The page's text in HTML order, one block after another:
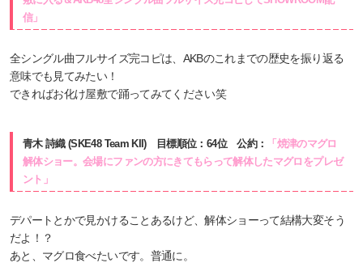
信」
全シングル曲フルサイズ完コピは、AKBのこれまでの歴史を振り返る
意味でも見てみたい！
できればお化け屋敷で踊ってみてください笑
青木 詩織 (SKE48 Team KII) 目標順位：64位 公約：
「焼津のマグロ
解体ショー。会場にファンの方にきてもらって解体したマグロをプレゼ
ント」
デパートとかで見かけることあるけど、解体ショーって結構大変そう
だよ！？
あと、マグロ食べたいです。普通に。